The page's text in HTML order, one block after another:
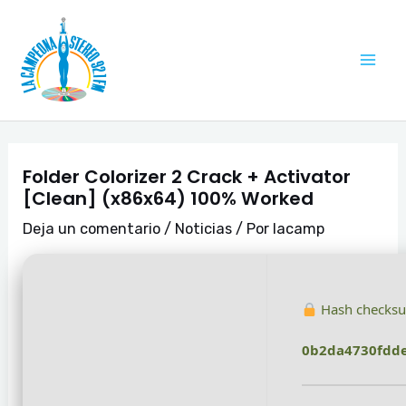
contenido
Folder Colorizer 2 Crack + Activator
[Clean] (x86x64) 100% Worked
Deja un comentario / Noticias / Por lacamp
Hash
de
entradas